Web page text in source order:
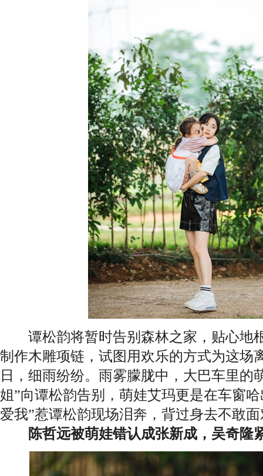
谭松韵将暂时告别森林之家，贴心地
制作木雕项链，试图用欢乐的方式为这场
日，细雨纷纷。雨雾朦胧中，大巴车里的
姐”向谭松韵告别，萌娃艾玛更是在车窗
爱我”惹谭松韵现场泪奔，背过身去不敢
陈哲远被萌娃错认成张新成，吴奇隆